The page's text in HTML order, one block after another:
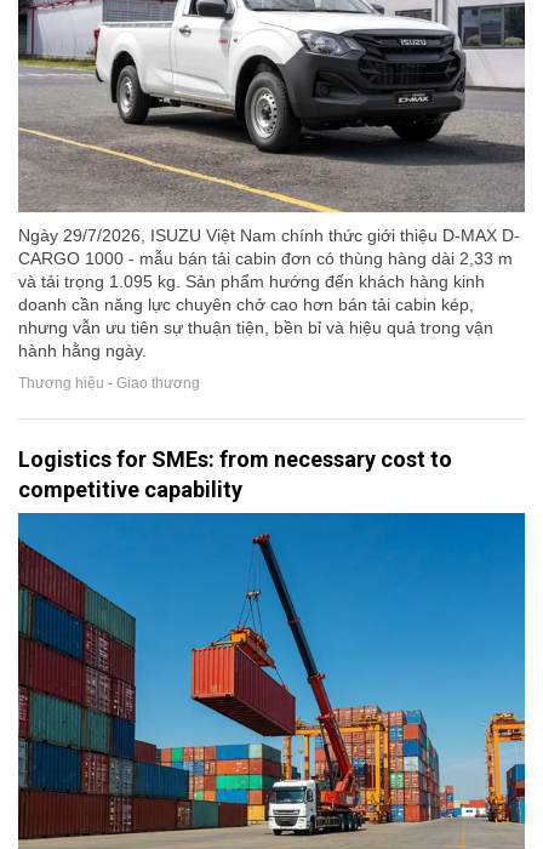
Ngày 29/7/2026, ISUZU Việt Nam chính thức giới thiệu D-MAX D-
CARGO 1000 - mẫu bán tải cabin đơn có thùng hàng dài 2,33 m
và tải trọng 1.095 kg. Sản phẩm hướng đến khách hàng kinh
doanh cần năng lực chuyên chở cao hơn bán tải cabin kép,
nhưng vẫn ưu tiên sự thuận tiện, bền bỉ và hiệu quả trong vận
hành hằng ngày.
Thương hiệu - Giao thương
Logistics for SMEs: from necessary cost to
competitive capability